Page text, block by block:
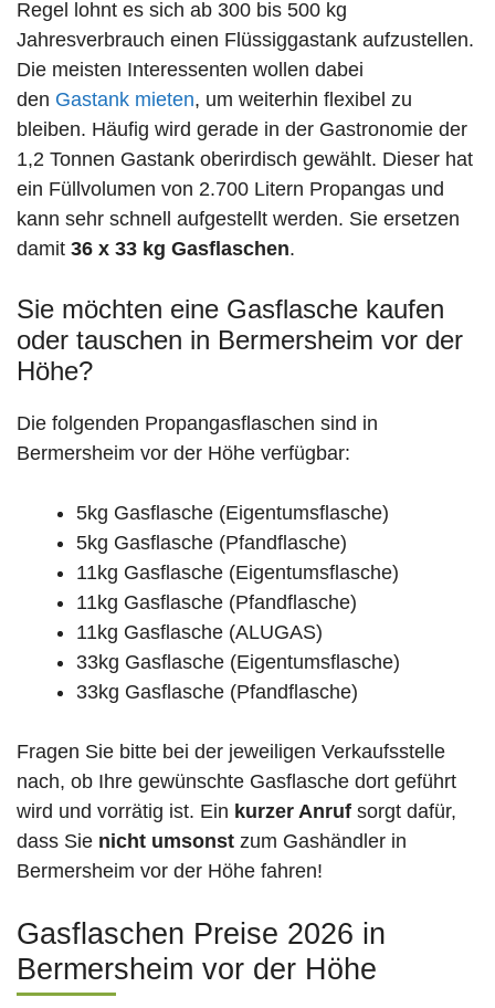
Regel lohnt es sich ab 300 bis 500 kg
Jahresverbrauch einen Flüssiggastank aufzustellen.
Die meisten Interessenten wollen dabei
den Gastank mieten, um weiterhin flexibel zu
bleiben. Häufig wird gerade in der Gastronomie der
1,2 Tonnen Gastank oberirdisch gewählt. Dieser hat
ein Füllvolumen von 2.700 Litern Propangas und
kann sehr schnell aufgestellt werden. Sie ersetzen
damit 36 x 33 kg Gasflaschen.
Sie möchten eine Gasflasche kaufen
oder tauschen in Bermersheim vor der
Höhe?
Die folgenden Propangasflaschen sind in
Bermersheim vor der Höhe verfügbar:
5kg Gasflasche (Eigentumsflasche)
5kg Gasflasche (Pfandflasche)
11kg Gasflasche (Eigentumsflasche)
11kg Gasflasche (Pfandflasche)
11kg Gasflasche (ALUGAS)
33kg Gasflasche (Eigentumsflasche)
33kg Gasflasche (Pfandflasche)
Fragen Sie bitte bei der jeweiligen Verkaufsstelle
nach, ob Ihre gewünschte Gasflasche dort geführt
wird und vorrätig ist. Ein kurzer Anruf sorgt dafür,
dass Sie nicht umsonst zum Gashändler in
Bermersheim vor der Höhe fahren!
Gasflaschen Preise 2026 in
Bermersheim vor der Höhe